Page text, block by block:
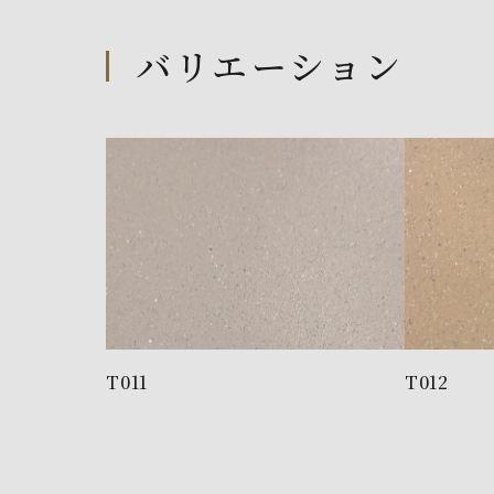
バリエーション
T011 T012